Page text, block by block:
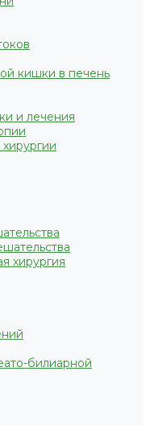
кишки в печень
и лечения
хирургия
билиарной